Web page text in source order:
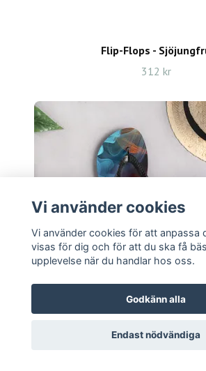
Flip-Flops -
312 kr
Vi använder cookies
Vi använder cookies för att anpassa
visas för dig och för att du ska få
upplevelse när du handlar hos oss.
Godkänn alla
Endast nödvändiga